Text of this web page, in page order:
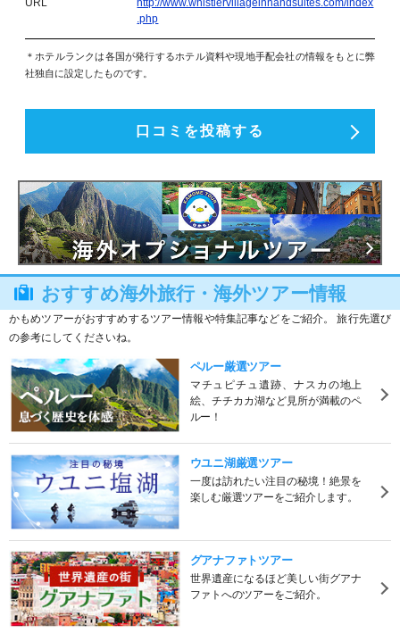
URL
http://www.whistlervillageinnandsuites.com/index
.php
＊ホテルランクは各国が発行するホテル資料や現地手配会社の情報をもとに弊
社独自に設定したものです。
口コミを投稿する
おすすめ海外旅行・海外ツアー情報
かもめツアーがおすすめするツアー情報や特集記事などをご紹介。 旅行先選び
の参考にしてくださいね。
ペルー厳選ツアー
マチュピチュ遺跡、ナスカの地上
絵、チチカカ湖など見所が満載のペ
ルー！
ウユニ湖厳選ツアー
一度は訪れたい注目の秘境！絶景を
楽しむ厳選ツアーをご紹介します。
グアナファトツアー
世界遺産になるほど美しい街グアナ
ファトへのツアーをご紹介。